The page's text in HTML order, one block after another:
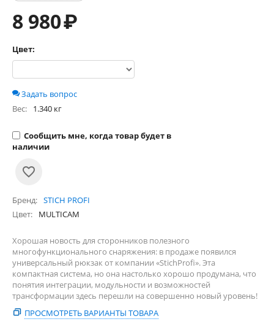
8 980₽
Цвет:
Задать вопрос
Вес:
1.340 кг
Сообщить мне, когда товар будет в
наличии
Бренд
STICH PROFI
Цвет
MULTICAM
Хорошая новость для сторонников полезного
многофункционального снаряжения: в продаже появился
универсальный рюкзак от компании «StichProfi». Эта
компактная система, но она настолько хорошо продумана, что
понятия интеграции, модульности и возможностей
трансформации здесь перешли на совершенно новый уровень!
ПРОСМОТРЕТЬ ВАРИАНТЫ ТОВАРА